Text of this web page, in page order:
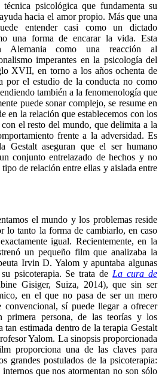
psicológica que fundamenta su
hacia el amor propio. Más que una
entender casi como un dictado
una forma de encarar la vida. Esta
Alemania como una reacción al
imperantes en la psicología del
XVII, en torno a los años ochenta de
por el estudio de la conducta no como
también a la fenomenología que
puede sonar complejo, se resume en
en la relación que establecemos con los
el resto del mundo, que delimita a la
frente a la adversidad. Es
Gestalt aseguran que el ser humano
conjunto entrelazado de hechos y no
de relación entre ellas y aislada entre
el mundo y los problemas reside
lo tanto la forma de cambiarlo, en caso
igual. Recientemente, en la
un pequeño film que analizaba la
Irvin D. Yalom y apuntaba algunas
psicoterapia. Se trata de La cura de
Gisiger, Suiza, 2014), que sin ser
en el que no pasa de ser un mero
convencional, sí puede llegar a ofrecer
primera persona, de las teorías y los
tan estimada dentro de la terapia Gestalt
Yalom. La sinopsis proporcionada
proporciona una de las claves para
grandes postulados de la psicoterapia:
que nos atormentan no son sólo